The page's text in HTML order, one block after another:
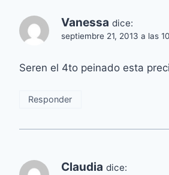
Vanessa dice:
septiembre 21, 2013 a las
Seren el 4to peinado esta
Responder
Claudia dice: